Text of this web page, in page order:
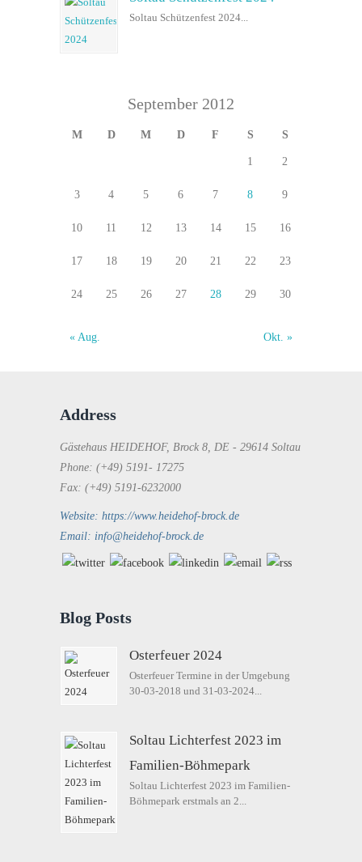
Soltau Schützenfest 2024...
September 2012
M D M D F S S
1 2
3 4 5 6 7 8 9
10 11 12 13 14 15 16
17 18 19 20 21 22 23
24 25 26 27 28 29 30
« Aug. Okt. »
Address
Gästehaus HEIDEHOF, Brock 8, DE - 29614 Soltau
Phone: (+49) 5191- 17275
Fax: (+49) 5191-6232000
Website: https://www.heidehof-brock.de
Email: info@heidehof-brock.de
Blog Posts
Osterfeuer 2024
Osterfeuer Termine in der Umgebung
30-03-2018 und 31-03-2024...
Soltau Lichterfest 2023 im
Familien-Böhmepark
Soltau Lichterfest 2023 im Familien-
Böhmepark erstmals an 2...